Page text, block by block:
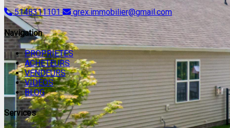
5148311101
grex.immobilier@gmail.com
Navigation
PROPRIETES
ACHETEURS
VENDEURS
VIDEOS
BLOG
Services